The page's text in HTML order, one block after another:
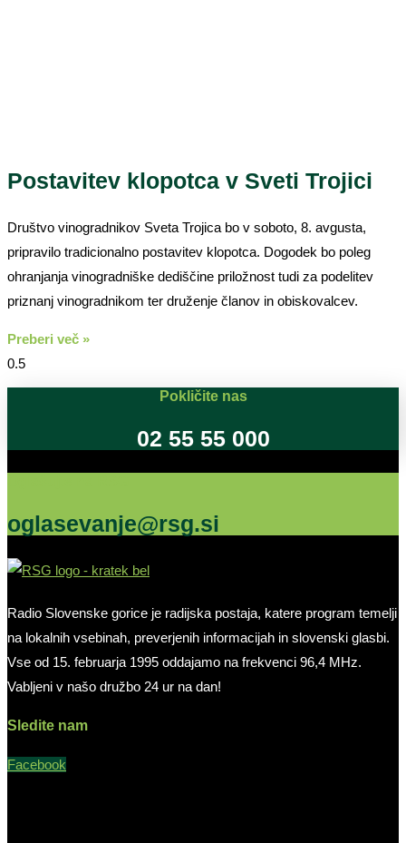
Postavitev klopotca v Sveti Trojici
Društvo vinogradnikov Sveta Trojica bo v soboto, 8. avgusta,
pripravilo tradicionalno postavitev klopotca. Dogodek bo poleg
ohranjanja vinogradniške dediščine priložnost tudi za podelitev
priznanj vinogradnikom ter druženje članov in obiskovalcev.
Preberi več »
Pokličite nas
02 55 55 000
oglasevanje@rsg.si
Radio Slovenske gorice je radijska postaja, katere program temelji
na lokalnih vsebinah, preverjenih informacijah in slovenski glasbi.
Vse od 15. februarja 1995 oddajamo na frekvenci 96,4 MHz.
Vabljeni v našo družbo 24 ur na dan!
Sledite nam
Facebook